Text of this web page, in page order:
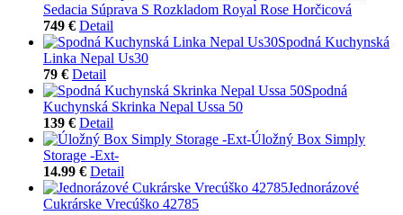
Sedacia Súprava S Rozkladom Royal Rose Horčicová
749 € Detail
Spodná Kuchynská
Linka Nepal Us30
79 € Detail
Spodná
Kuchynská Skrinka Nepal Ussa 50
139 € Detail
Úložný Box Simply
Storage -Ext-
14.99 € Detail
Jednorázové
Cukrárske Vrecúško 42785